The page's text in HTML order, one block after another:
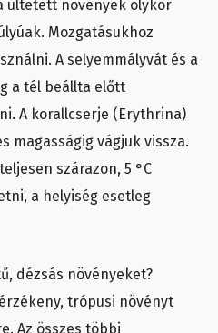
ültetett növények olykor
Mozgatásukhoz
A selyemmályvát és a
a tél beállta előtt
A korallcserje (Erythrina)
magasságig vágjuk vissza.
szárazon, 5 °C
a helyiség esetleg
dézsás növényeket?
trópusi növényt
Az összes többi